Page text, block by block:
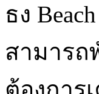
ธง
สามารถ